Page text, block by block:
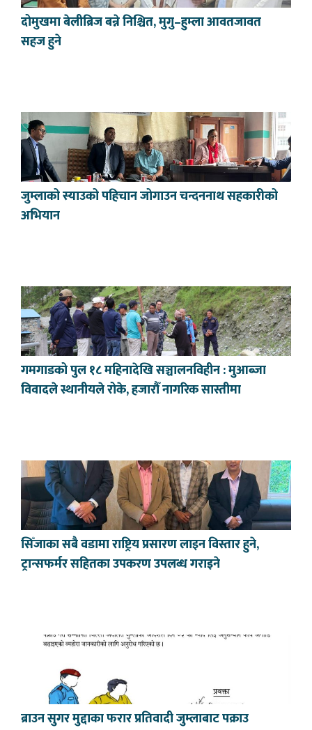
दोमुखमा बेलीब्रिज बन्ने निश्चित, मुगु–हुम्ला आवतजावत
सहज हुने
जुम्लाको स्याउको पहिचान जोगाउन चन्दननाथ सहकारीको
अभियान
गमगाडको पुल १८ महिनादेखि सञ्चालनविहीन : मुआब्जा
विवादले स्थानीयले रोके, हजारौँ नागरिक सास्तीमा
सिँजाका सबै वडामा राष्ट्रिय प्रसारण लाइन विस्तार हुने,
ट्रान्सफर्मर सहितका उपकरण उपलब्ध गराइने
ब्राउन सुगर मुद्दाका फरार प्रतिवादी जुम्लाबाट पक्राउ